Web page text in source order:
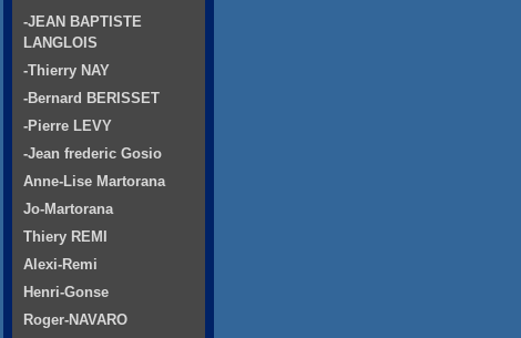
-JEAN BAPTISTE
LANGLOIS
-Thierry NAY
-Bernard BERISSET
-Pierre LEVY
-Jean frederic Gosio
Anne-Lise Martorana
Jo-Martorana
Thiery REMI
Alexi-Remi
Henri-Gonse
Roger-NAVARO